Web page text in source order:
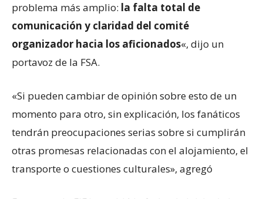
problema más amplio: la falta total de
comunicación y claridad del comité
organizador hacia los aficionados«, dijo un
portavoz de la FSA.
«Si pueden cambiar de opinión sobre esto de un
momento para otro, sin explicación, los fanáticos
tendrán preocupaciones serias sobre si cumplirán
otras promesas relacionadas con el alojamiento, el
transporte o cuestiones culturales», agregó